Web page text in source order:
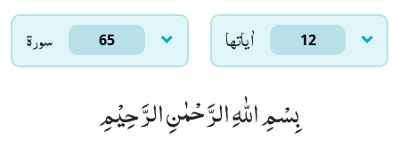
سورۃ 65 اٰياتها 12
بِسْمِ اللّٰهِ الرَّحْمٰنِ الرَّحِیْمِ